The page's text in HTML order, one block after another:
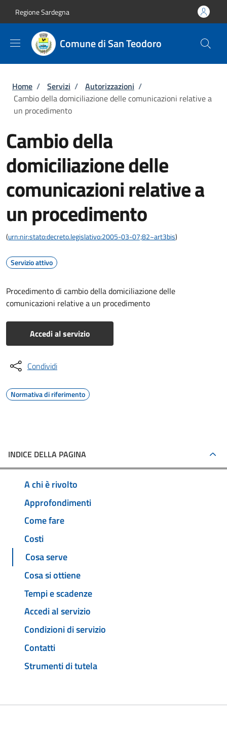
Regione Sardegna
Comune di San Teodoro
Briciole di pane
Home / Servizi / Autorizzazioni /
Cambio della domiciliazione delle comunicazioni relative a
un procedimento
Cambio della
domiciliazione delle
comunicazioni relative a
un procedimento
(urn:nir:stato:decreto.legislativo:2005-03-07;82~art3bis)
Servizio attivo
Procedimento di cambio della domiciliazione delle
comunicazioni relative a un procedimento
Accedi al servizio
Condividi
Normativa di riferimento
INDICE DELLA PAGINA
A chi è rivolto
Approfondimenti
Come fare
Costi
Cosa serve
Cosa si ottiene
Tempi e scadenze
Accedi al servizio
Condizioni di servizio
Contatti
Strumenti di tutela